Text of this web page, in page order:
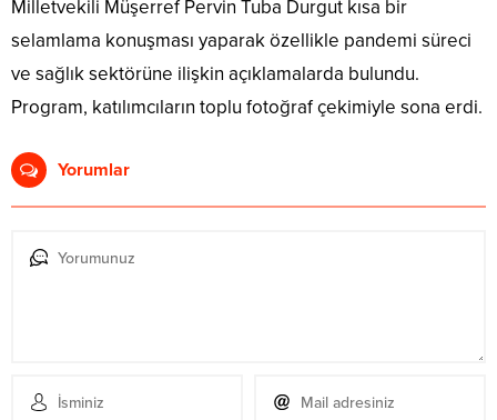
Milletvekili Müşerref Pervin Tuba Durgut kısa bir
selamlama konuşması yaparak özellikle pandemi süreci
ve sağlık sektörüne ilişkin açıklamalarda bulundu.
Program, katılımcıların toplu fotoğraf çekimiyle sona erdi.
Yorumlar